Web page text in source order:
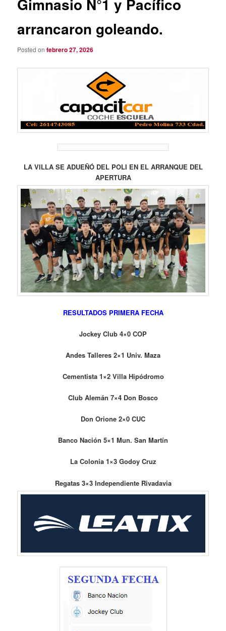
Gimnasio N°1 y Pacífico
arrancaron goleando.
Posted onfebrero 27, 2026
LA VILLA SE ADUEÑÓ DEL POLI EN EL ARRANQUE DEL
APERTURA
RESULTADOS PRIMERA FECHA
Jockey Club 4×0 COP
Andes Talleres 2×1 Univ. Maza
Cementista 1×2 Villa Hipódromo
Club Alemán 7×4 Don Bosco
Don Orione 2×0 CUC
Banco Nación 5×1 Mun. San Martín
La Colonia 1×3 Godoy Cruz
Regatas 3×3 Independiente Rivadavia